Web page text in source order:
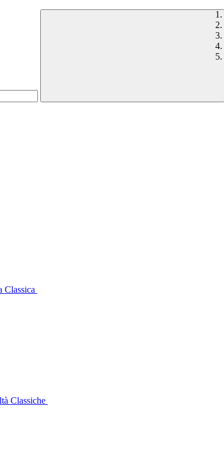
Classica
Classiche